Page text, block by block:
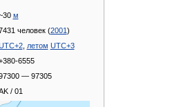
м
человек (2001)
, летом UTC+3
6555
— 97305
/ 01